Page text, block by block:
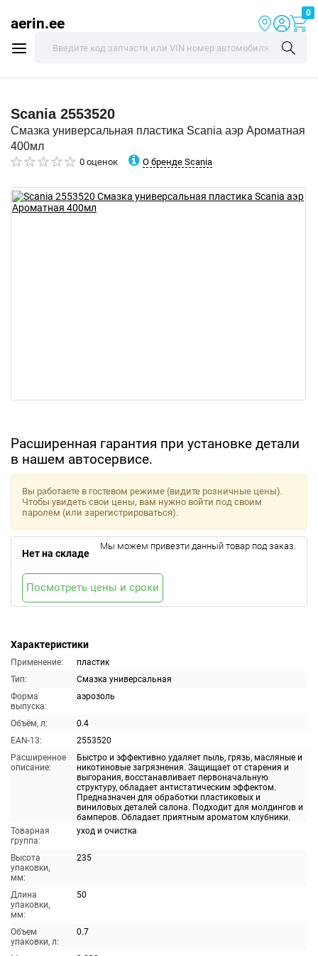
aerin.ee
0
Scania 2553520
Смазка универсальная пластика Scania аэр Ароматная
400мл
0 оценок О бренде Scania
Расширенная гарантия при установке детали
в нашем автосервисе.
Характеристики
Применение:
пластик
Тип:
Смазка универсальная
Форма
выпуска:
аэрозоль
Объём, л:
0.4
EAN-13:
2553520
Расширенное
описание:
Быстро и эффективно удаляет пыль, грязь, масляные и
никотиновые загрязнения. Защищает от старения и
выгорания, восстанавливает первоначальную
структуру, обладает антистатическим эффектом.
Предназначен для обработки пластиковых и
виниловых деталей салона. Подходит для молдингов и
бамперов. Обладает приятным ароматом клубники.
Товарная
группа:
уход и очистка
Высота
упаковки,
мм:
235
Длина
упаковки,
мм:
50
Объем
упаковки, л:
0.7
Вы работаете в гостевом режиме (видите розничные цены).
Чтобы увидеть свои цены, вам нужно войти под своим
паролем (или зарегистрироваться).
Нет на складе
Мы можем привезти данный товар под заказ.
Посмотреть цены и сроки